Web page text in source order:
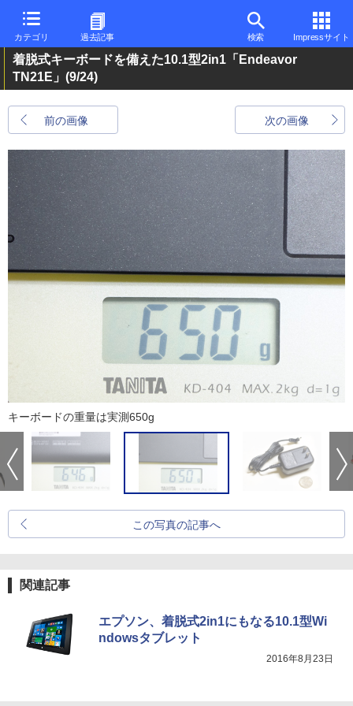
カテゴリ 過去記事 検索 Impressサイト
着脱式キーボードを備えた10.1型2in1「Endeavor
TN21E」 (9/24)
前の画像 次の画像
キーボードの重量は実測650g
この写真の記事へ
関連記事
エプソン、着脱式2in1にもなる10.1型Wi
ndowsタブレット
2016年8月23日